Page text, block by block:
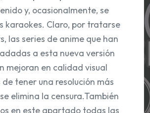
y, ocasionalmente, se
karaokes. Claro, por tratarse
las series de anime que han
a esta nueva versión
mejoran en calidad visual
tener una resolución más
elimina la censura.También
en este apartado todas las